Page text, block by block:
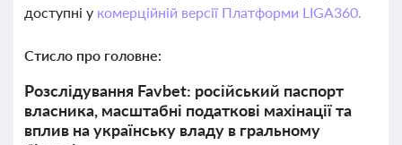
доступні у комерційній версії Платформи LIGA360.
Стисло про головне:
Розслідування Favbet: російський паспорт
власника, масштабні податкові махінації та
вплив на українську владу в гральному